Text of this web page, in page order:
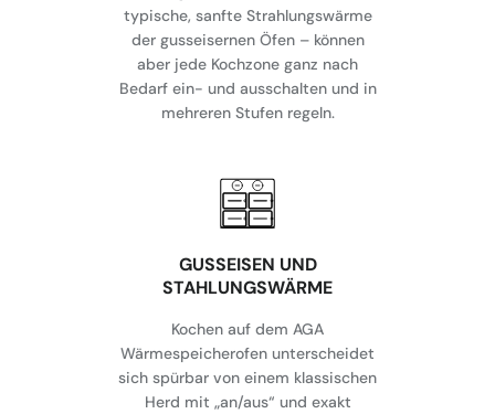
typische, sanfte Strahlungswärme
der gusseisernen Öfen – können
aber jede Kochzone ganz nach
Bedarf ein- und ausschalten und in
mehreren Stufen regeln.
GUSSEISEN UND
STAHLUNGSWÄRME
Kochen auf dem AGA
Wärmespeicherofen unterscheidet
sich spürbar von einem klassischen
Herd mit „an/aus“ und exakt